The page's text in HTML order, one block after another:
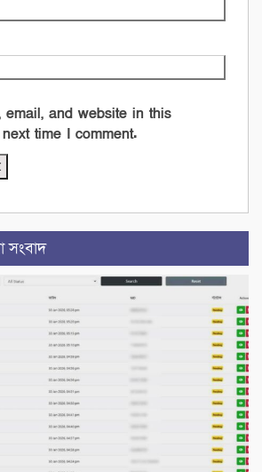
email, and website in this
time I comment.
সংবাদ